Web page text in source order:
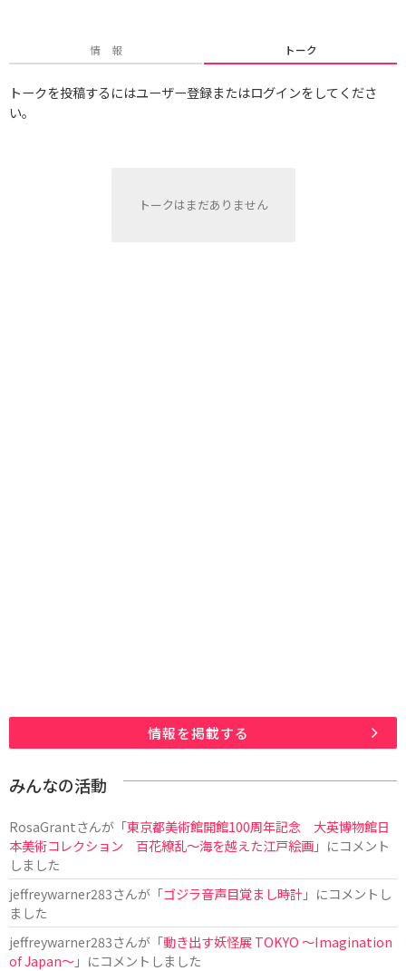
情 報 トーク
トークを投稿するにはユーザー登録またはログインをしてくださ
い。
トークはまだありません
情報を掲載する
みんなの活動
RosaGrantさんが「東京都美術館開館100周年記念 大英博物館日
本美術コレクション 百花繚乱～海を越えた江戸絵画」にコメント
しました
jeffreywarner283さんが「ゴジラ音声目覚まし時計」にコメントし
ました
jeffreywarner283さんが「動き出す妖怪展 TOKYO 〜Imagination
of Japan〜」にコメントしました